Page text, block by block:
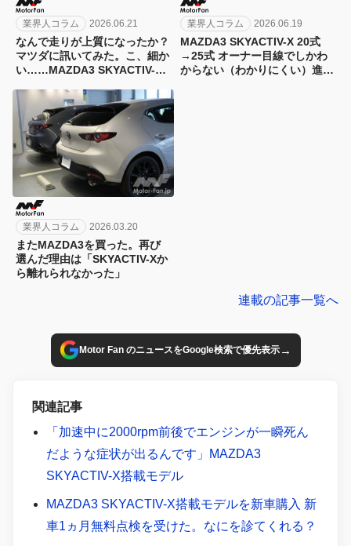
業界人コラム 2026.06.21
なんで走りが上質になったか？
マツダに訊いてみた。こ、細か
い……MAZDA3 SKYACTIV-X
業界人コラム 2026.06.19
MAZDA3 SKYACTIV-X 20式
→25式 オーナー目線でしかわ
からない（わかりにくい）進化
業界人コラム 2026.03.20
またMAZDA3を買った。再び
選んだ理由は「SKYACTIV-Xか
ら離れられなかった」
連載の記事一覧へ
Motor Fan のニュースをGoogle検索で優先表示→
関連記事
「加速中に2000rpm前後でエンジンが一瞬死ん
だような症状が出るんです」MAZDA3
SKYACTIV-X搭載モデル
MAZDA3 SKYACTIV-X搭載モデルを新車購入 新
車1ヵ月無料点検を受けた。なにを診てくれる？